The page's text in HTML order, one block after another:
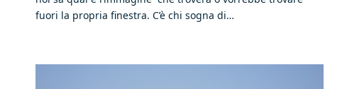
fuori la propria finestra. C’è chi sogna di…